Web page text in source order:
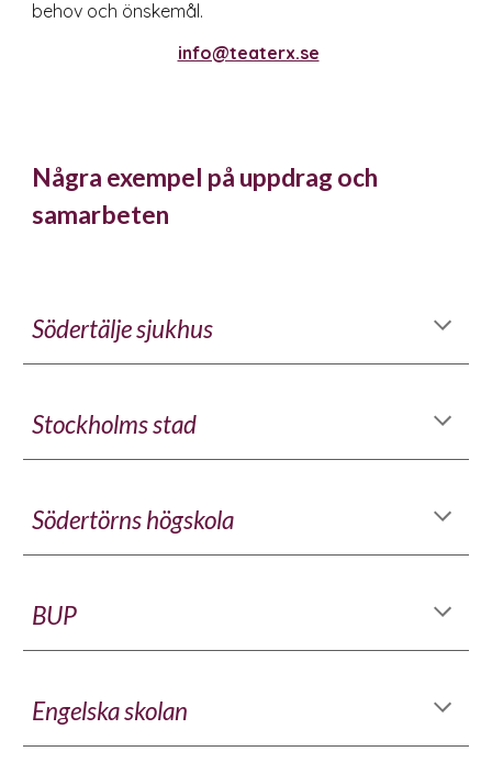
behov och önskemål.
info@teaterx.se
Några exempel på uppdrag och
samarbeten
Södertälje sjukhus
Stockholms stad
Södertörns högskola
BUP
Engelska skolan